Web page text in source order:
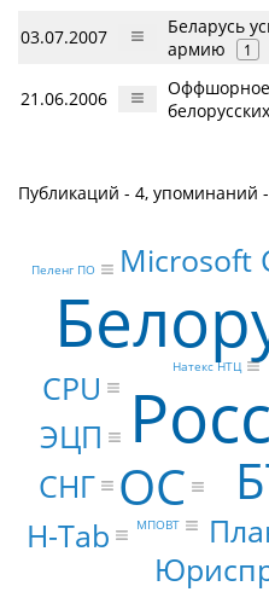
03.07.2007
Беларусь
армию
1
21.06.2006
Оффшорное
Публикаций - 4, упоминаний
ОС
Microsoft
CPU
ЭЦП
H-Tab
СНГ
Натекс НТЦ
Пеленг ПО
МПОВТ